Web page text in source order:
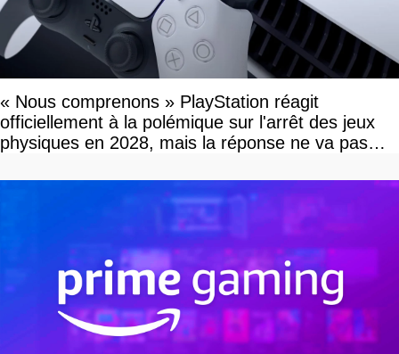
« Nous comprenons » PlayStation réagit
officiellement à la polémique sur l'arrêt des jeux
physiques en 2028, mais la réponse ne va pas